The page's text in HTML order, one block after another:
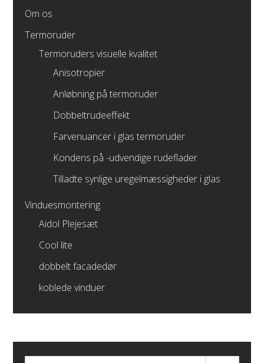
Om os
Termoruder
Termoruders visuelle kvalitet
Anisotropier
Anløbning på termoruder
Dobbeltrudeeffekt
Farvenuancer i glas termoruder
Kondens på -udvendige rudeflader
Tilladte synlige uregelmæssigheder i glas
Vinduesmontering
Aidol Plejesæt
Cool lite
dobbelt facadedør
koblede vinduer